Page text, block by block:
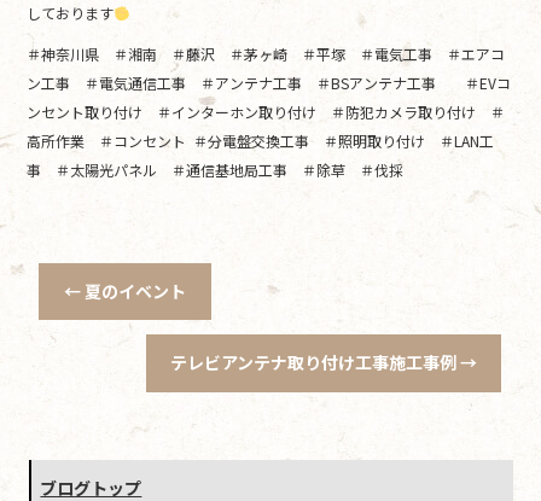
しております
＃神奈川県 ＃湘南 ＃藤沢 ＃茅ヶ崎 ＃平塚 ＃電気工事 ＃エアコ
ン工事 ＃電気通信工事 ＃アンテナ工事 ＃BSアンテナ工事 ＃EVコ
ンセント取り付け ＃インターホン取り付け ＃防犯カメラ取り付け ＃
高所作業 ＃コンセント ＃分電盤交換工事 ＃照明取り付け ＃LAN工
事 ＃太陽光パネル ＃通信基地局工事 ＃除草 ＃伐採
← 夏のイベント
テレビアンテナ取り付け工事施工事例→
ブログトップ